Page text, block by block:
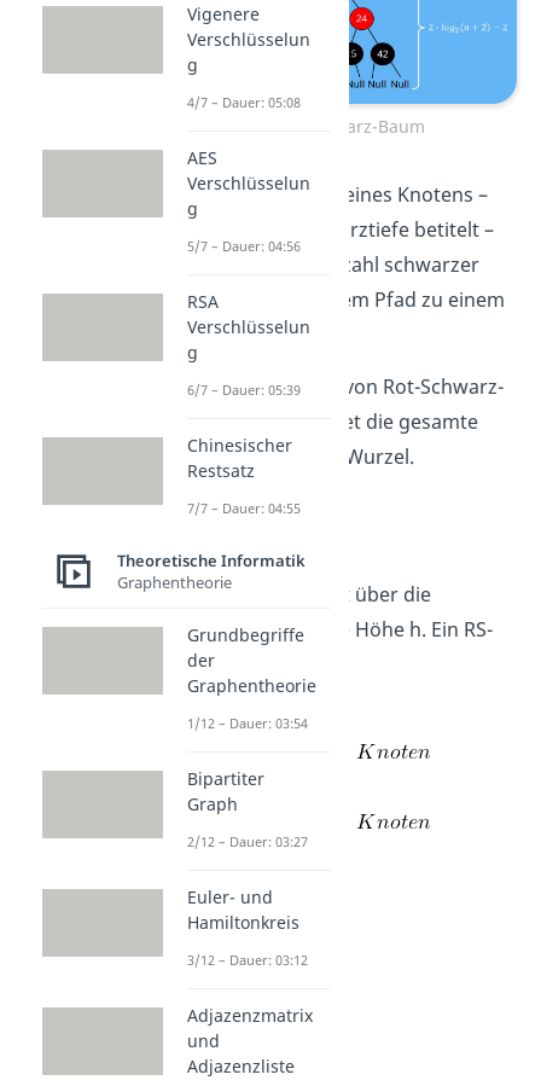
Rot-Schwarz-Baum
Die Schwarzhöhe eines Knotens –
oft auch als Schwarztiefe betitelt –
bezeichnet die Anzahl schwarzer
Knoten auf direktem Pfad zu einem
Blatt.
Die Schwarzhöhe von Rot-Schwarz-
Bäumen bezeichnet die gesamte
Schwarzhöhe der Wurzel.
Der Beweis erfolgt über die
Induktion über die Höhe h. Ein RS-
Baum hat dabei:
Minimum
Maximum
Vigenere
Verschlüsselun
g
4/7 – Dauer: 05:08
AES
Verschlüsselun
g
5/7 – Dauer: 04:56
RSA
Verschlüsselun
g
6/7 – Dauer: 05:39
Chinesischer
Restsatz
7/7 – Dauer: 04:55
Theoretische Informatik
Graphentheorie
Grundbegriffe
der
Graphentheorie
1/12 – Dauer: 03:54
Bipartiter
Graph
2/12 – Dauer: 03:27
Euler- und
Hamiltonkreis
3/12 – Dauer: 03:12
Adjazenzmatrix
und
Adjazenzliste